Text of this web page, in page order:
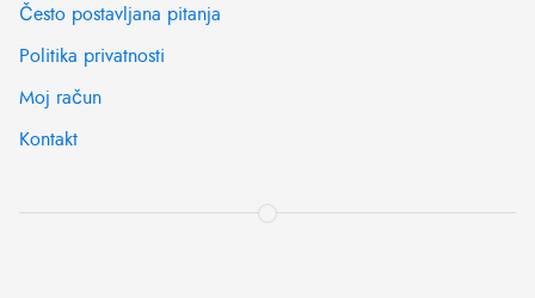
Često postavljana pitanja
Politika privatnosti
Moj račun
Kontakt